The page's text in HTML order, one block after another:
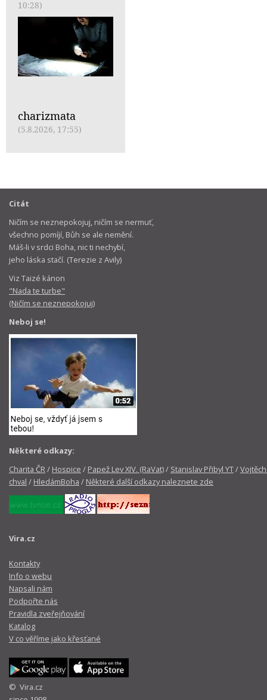
10:28)
charizmata
(5.8.2026, 17:55)
Citát
Ničím se neznepokojuj, ničím se nermuť,
všechno pomíjí, Bůh se ale nemění.
Máš-li v srdci Boha, nic ti nechybí,
jeho láska stačí. (Terezie z Avily)
Viz Taizé kánon
"Nada te turbe"
(Ničím se neznepokojuj)
Neboj se!
Některé odkazy:
Charita ČR/ Hospice / Papež Lev XIV. (RaVat)/ Stanislav Přibyl YT/
chval / HledámBoha / Některé další odkazy naleznete zde
Vira.cz
Kontakty
Info o webu
Napsali nám
Podpořte nás
Pravidla zveřejňování
Katalog
V co věříme jako křesťané
© Vira.cz